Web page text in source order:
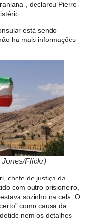
declarou Pierre-
está sendo
há mais informações
Flickr)
chefe de justiça da
com outro prisioneiro,
sozinho na cela. O
como causa da
nem os detalhes